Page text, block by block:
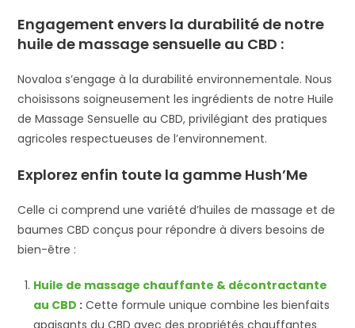
Engagement envers la durabilité de notre
huile de massage sensuelle au CBD :
Novaloa s’engage à la durabilité environnementale. Nous
choisissons soigneusement les ingrédients de notre Huile
de Massage Sensuelle au CBD, privilégiant des pratiques
agricoles respectueuses de l’environnement.
Explorez enfin toute la gamme Hush’Me
Celle ci comprend une variété d’huiles de massage et de
baumes CBD conçus pour répondre à divers besoins de
bien-être :
Huile de massage chauffante & décontractante
au CBD : Cette formule unique combine les bienfaits
apaisants du CBD avec des propriétés chauffantes